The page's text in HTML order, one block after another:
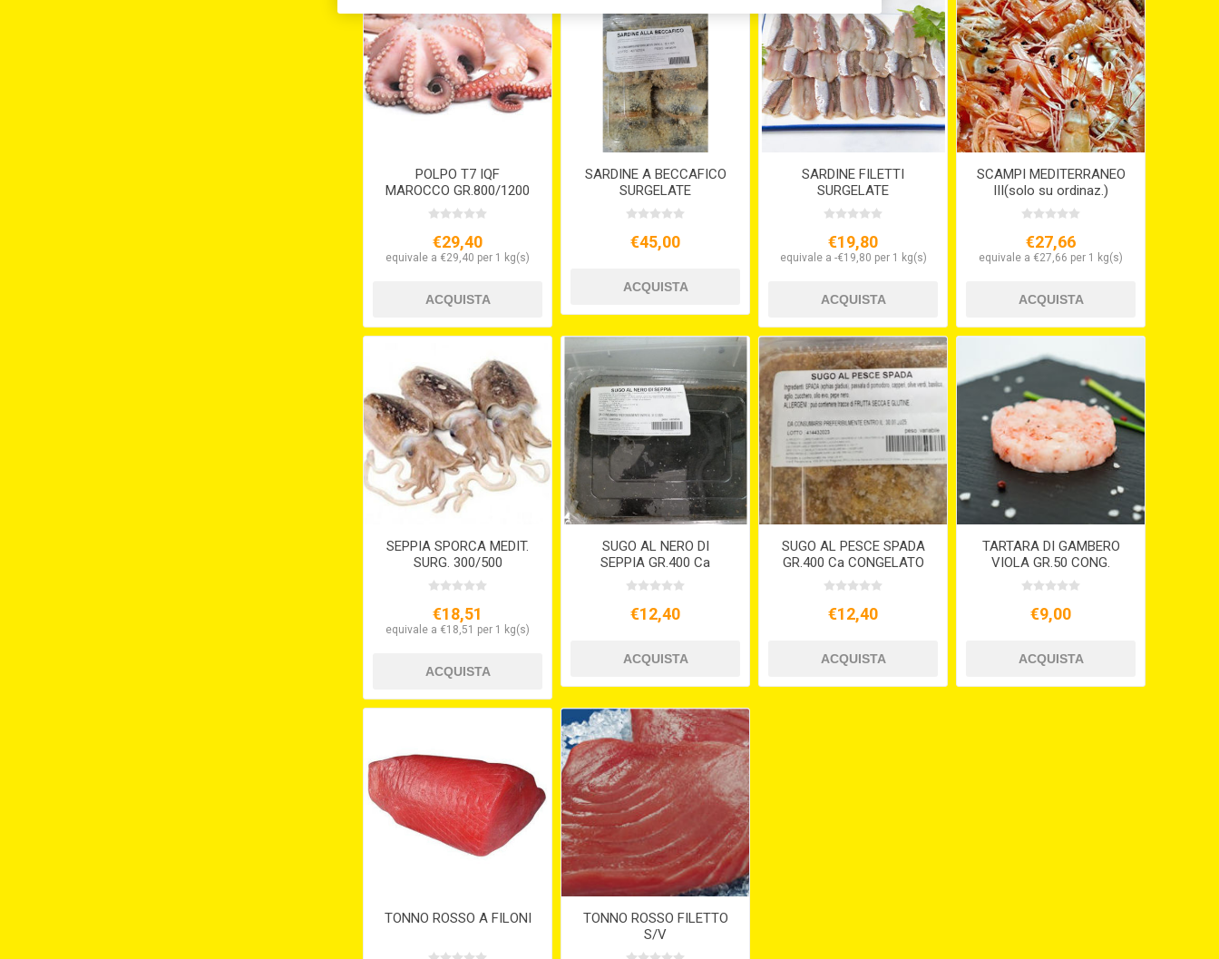
POLPO T7 IQF
MAROCCO GR.800/1200
€29,40
equivale a €29,40 per 1 kg(s)
SARDINE A BECCAFICO
SURGELATE
€45,00
SARDINE FILETTI
SURGELATE
€19,80
equivale a -€19,80 per 1 kg(s)
SCAMPI MEDITERRANEO
III(solo su ordinaz.)
€27,66
equivale a €27,66 per 1 kg(s)
SEPPIA SPORCA MEDIT.
SURG. 300/500
€18,51
equivale a €18,51 per 1 kg(s)
SUGO AL NERO DI
SEPPIA GR.400 Ca
CONGELATO
€12,40
SUGO AL PESCE SPADA
GR.400 Ca CONGELATO
€12,40
TARTARA DI GAMBERO
VIOLA GR.50 CONG.
€9,00
TONNO ROSSO A FILONI
TONNO ROSSO FILETTO
S/V